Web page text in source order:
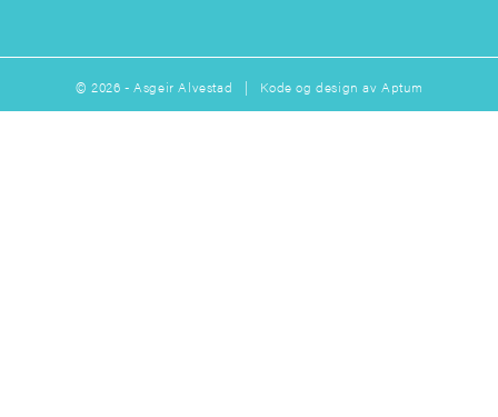
© 2026 - Asgeir Alvestad | Kode og design avAptum